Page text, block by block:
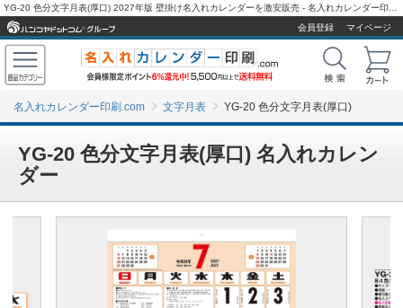
会員登録
マイページ
名入れカレンダー印刷.com 文字月表 YG-20 色分文字月表(厚口)
YG-20 色分文字月表(厚口) 名入れカレン
ダー